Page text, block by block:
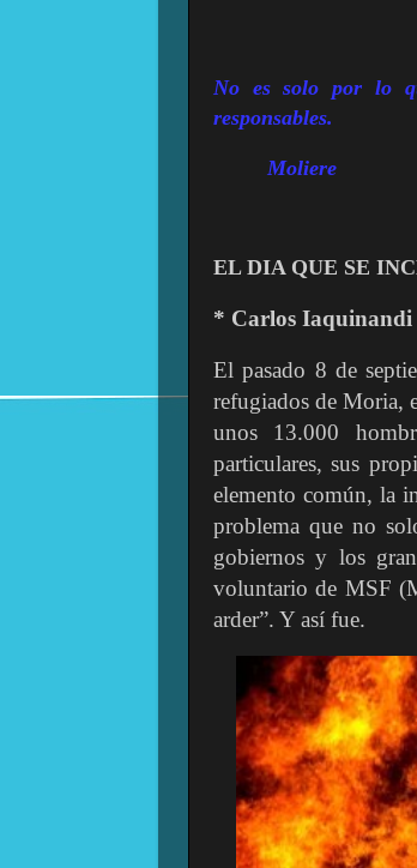
No es solo por lo
responsables.
Moliere
EL DIA QUE SE
* Carlos Iaquinandi
El pasado 8 de
refugiados de Moria,
unos 13.000
particulares, sus
elemento común, la
problema que no
gobiernos y los
voluntario de MSF
arder”. Y así fue.